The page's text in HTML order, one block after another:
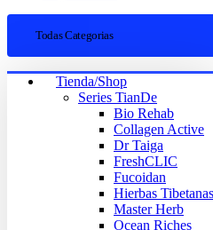
Todas Categorias
Tienda/Shop
Series TianDe
Bio Rehab
Collagen Active
Dr Taiga
FreshCLIC
Fucoidan
Hierbas Tibetanas
Master Herb
Ocean Riches